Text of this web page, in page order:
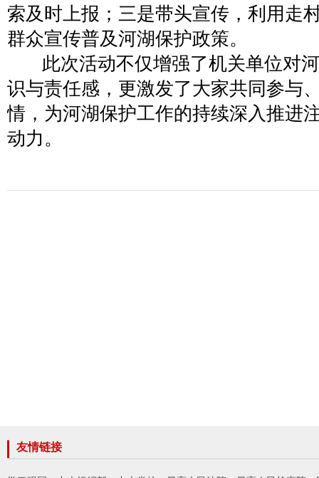
索及时上报；三是带头宣传，利用走
群众宣传普及河湖保护政策。
此次活动不仅增强了机关单位对河
识与责任感，更激发了大家共同参与
情，为河湖保护工作的持续深入推进
动力。
友情链接